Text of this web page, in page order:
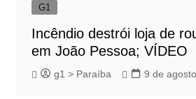
G1
Incêndio destrói loja de
em João Pessoa; VÍDEO
g1 > Paraíba 9 de